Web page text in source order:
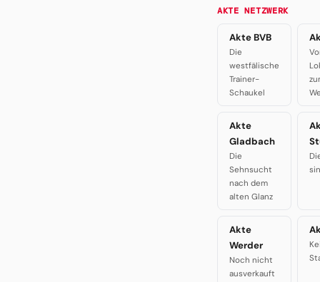
AKTE NETZWERK
Akte BVB
Die
westfälische
Trainer-
Schaukel
Akte
Gladbach
Die
Sehnsucht
nach dem
alten Glanz
Akte
Werder
Noch nicht
ausverkauft